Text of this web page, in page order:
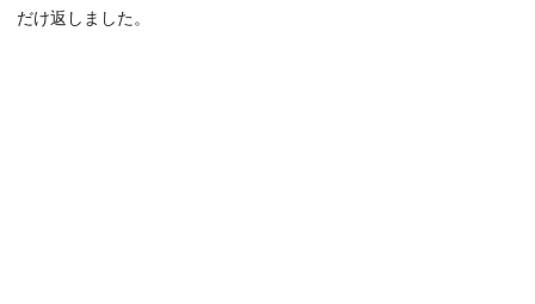
だけ返しました。